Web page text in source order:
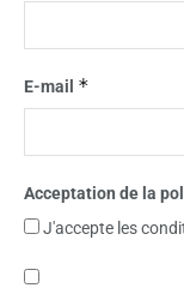
E-mail *
Acceptation de la
J'accepte les